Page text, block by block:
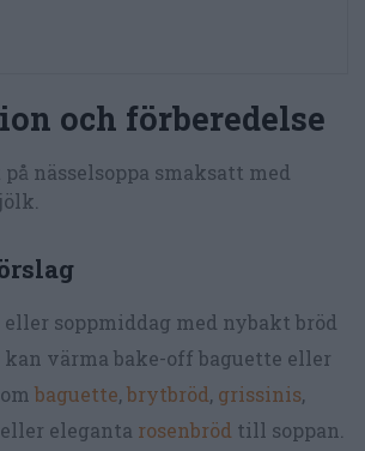
och förberedelse
nässelsoppa smaksatt med
soppmiddag med nybakt bröd
kan värma bake-off baguette eller
baguette, brytbröd, grissinis,
eller eleganta rosenbröd till soppan.